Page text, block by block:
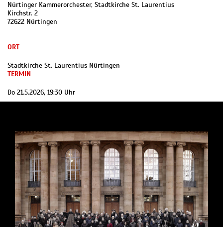
Nürtinger Kammerorchester, Stadtkirche St. Laurentius
Kirchstr. 2
72622 Nürtingen
ORT
Stadtkirche St. Laurentius Nürtingen
TERMIN
Do 21.5.2026, 19:30 Uhr